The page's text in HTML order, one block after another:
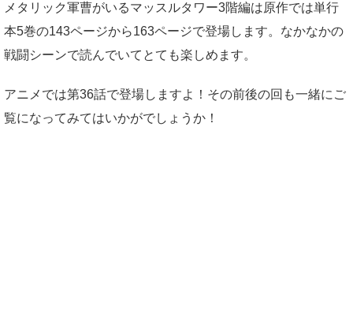
メタリック軍曹がいるマッスルタワー3階編は原作では単行
本5巻の143ページから163ページで登場します。なかなかの
戦闘シーンで読んでいてとても楽しめます。
アニメでは第36話で登場しますよ！その前後の回も一緒にご
覧になってみてはいかがでしょうか！